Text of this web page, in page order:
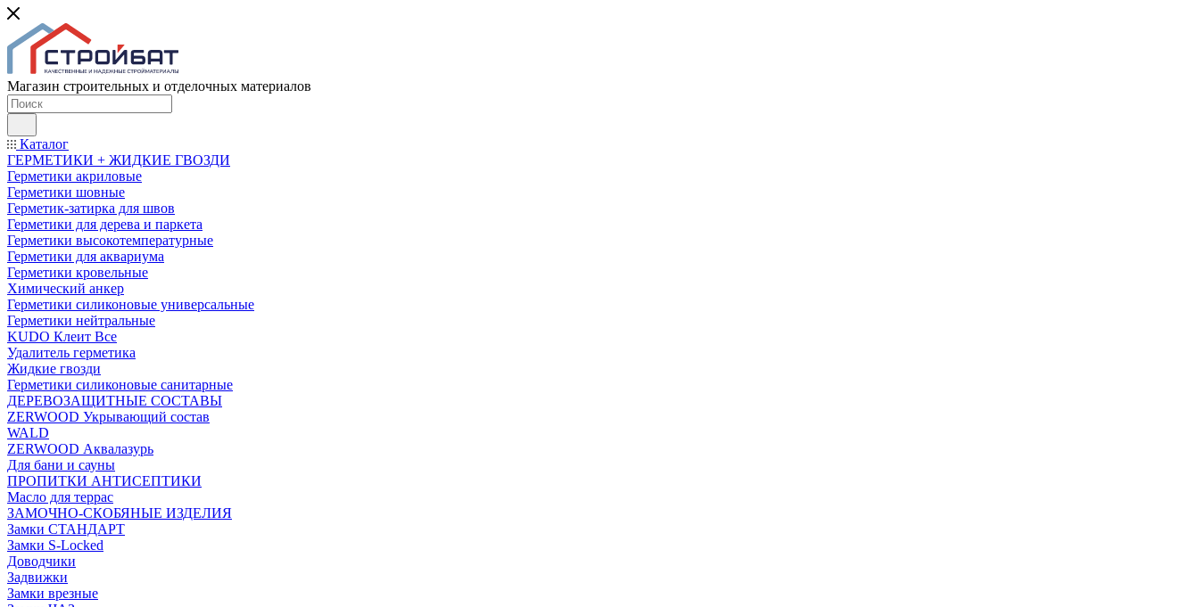
Магазин строительных и отделочных материалов
Каталог
ГЕРМЕТИКИ + ЖИДКИЕ ГВОЗДИ
Герметики акриловые
Герметики шовные
Герметик-затирка для швов
Герметики для дерева и паркета
Герметики высокотемпературные
Герметики для аквариума
Герметики кровельные
Химический анкер
Герметики силиконовые универсальные
Герметики нейтральные
KUDO Клеит Все
Удалитель герметика
Жидкие гвозди
Герметики силиконовые санитарные
ДЕРЕВОЗАЩИТНЫЕ СОСТАВЫ
ZERWOOD Укрывающий состав
WALD
ZERWOOD Аквалазурь
Для бани и сауны
ПРОПИТКИ АНТИСЕПТИКИ
Масло для террас
ЗАМОЧНО-СКОБЯНЫЕ ИЗДЕЛИЯ
Замки СТАНДАРТ
Замки S-Locked
Доводчики
Задвижки
Замки врезные